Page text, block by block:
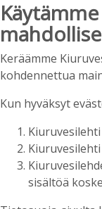
Keräämme
kohdennettua
Kun hyväksyt
sisältöä